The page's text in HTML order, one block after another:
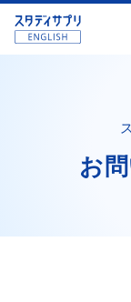
お